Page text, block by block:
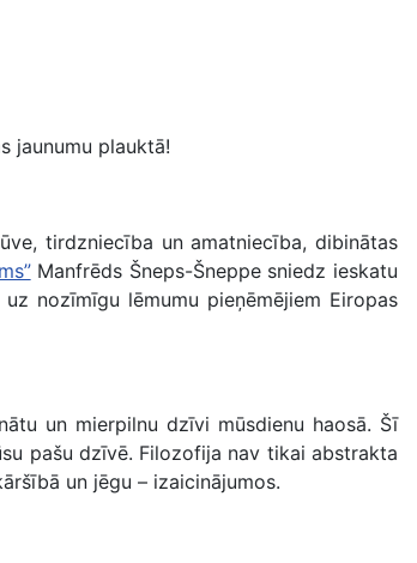
jaunumu plauktā!
tirdzniecība un amatniecība, dibinātas
Manfrēds Šneps-Šneppe sniedz ieskatu
nozīmīgu lēmumu pieņēmējiem Eiropas
un mierpilnu dzīvi mūsdienu haosā. Šī
pašu dzīvē. Filozofija nav tikai abstrakta
un jēgu – izaicinājumos.